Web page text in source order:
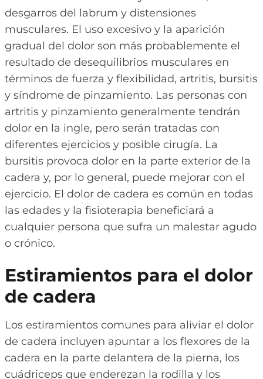
desgarros del labrum y distensiones
musculares. El uso excesivo y la aparición
gradual del dolor son más probablemente el
resultado de desequilibrios musculares en
términos de fuerza y flexibilidad, artritis, bursitis
y síndrome de pinzamiento. Las personas con
artritis y pinzamiento generalmente tendrán
dolor en la ingle, pero serán tratadas con
diferentes ejercicios y posible cirugía. La
bursitis provoca dolor en la parte exterior de la
cadera y, por lo general, puede mejorar con el
ejercicio. El dolor de cadera es común en todas
las edades y la fisioterapia beneficiará a
cualquier persona que sufra un malestar agudo
o crónico.
Estiramientos para el dolor
de cadera
Los estiramientos comunes para aliviar el dolor
de cadera incluyen apuntar a los flexores de la
cadera en la parte delantera de la pierna, los
cuádriceps que enderezan la rodilla y los